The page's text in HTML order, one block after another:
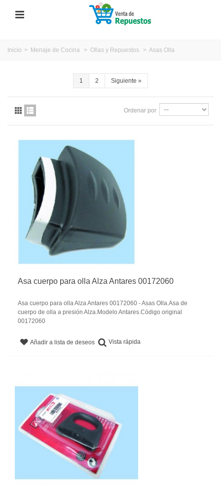
Inicio > Menaje de Cocina > Ollas y Repuestos > Asas Olla
1 2 Siguiente »
Ordenar por
Asa cuerpo para olla Alza Antares 00172060
Asa cuerpo para olla Alza Antares 00172060 - Asas Olla.Asa de
cuerpo de olla a presión Alza.Modelo Antares.Código original
00172060
Añadir a lista de deseos Vista rápida